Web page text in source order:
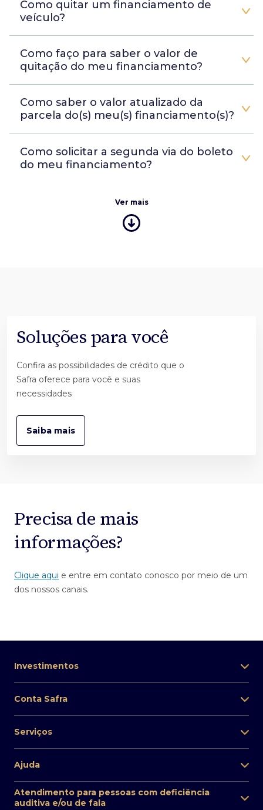
Como quitar um financiamento de
veículo?
Como faço para saber o valor de
quitação do meu financiamento?
Como saber o valor atualizado da
parcela do(s) meu(s) financiamento(s)?
Como solicitar a segunda via do boleto
do meu financiamento?
Ver mais
Soluções para você
Confira as possibilidades de crédito que o
Safra oferece para você e suas
necessidades
Saiba mais
Precisa de mais
informações?
Clique aqui e entre em contato conosco por meio de um
dos nossos canais.
Investimentos
Conta Safra
Serviços
Ajuda
Atendimento para pessoas com deficiência
auditiva e/ou de fala